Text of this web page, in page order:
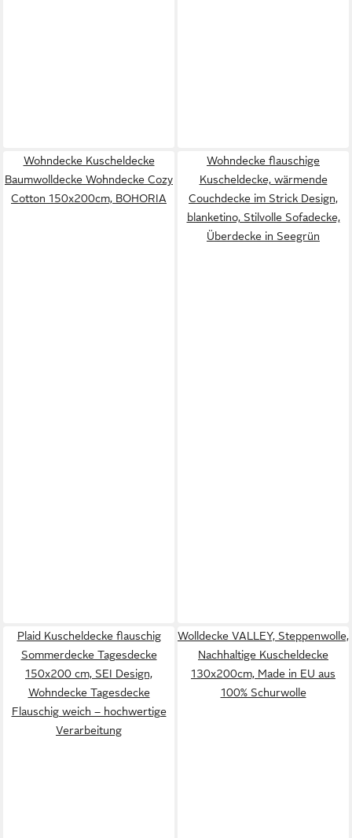
Wohndecke Kuscheldecke
Baumwolldecke Wohndecke Cozy
Cotton 150x200cm, BOHORIA
Wohndecke flauschige
Kuscheldecke, wärmende
Couchdecke im Strick Design,
blanketino, Stilvolle Sofadecke,
Überdecke in Seegrün
Plaid Kuscheldecke flauschig
Sommerdecke Tagesdecke
150x200 cm, SEI Design,
Wohndecke Tagesdecke
Flauschig weich – hochwertige
Verarbeitung
Wolldecke VALLEY, Steppenwolle,
Nachhaltige Kuscheldecke
130x200cm, Made in EU aus
100% Schurwolle